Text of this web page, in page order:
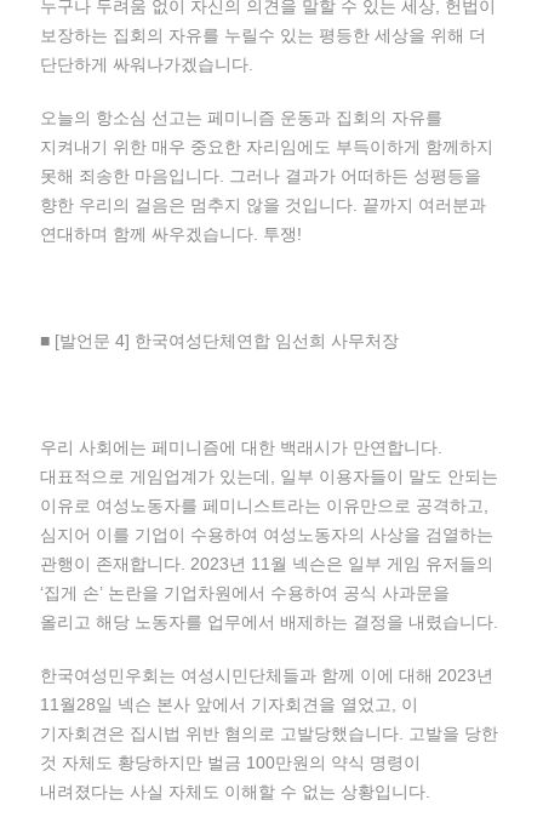
누구나 두려움 없이 자신의 의견을 말할 수 있는 세상, 헌법이
보장하는 집회의 자유를 누릴수 있는 평등한 세상을 위해 더
단단하게 싸워나가겠습니다.
오늘의 항소심 선고는 페미니즘 운동과 집회의 자유를
지켜내기 위한 매우 중요한 자리임에도 부득이하게 함께하지
못해 죄송한 마음입니다. 그러나 결과가 어떠하든 성평등을
향한 우리의 걸음은 멈추지 않을 것입니다. 끝까지 여러분과
연대하며 함께 싸우겠습니다. 투쟁!
■ [발언문 4] 한국여성단체연합 임선희 사무처장
우리 사회에는 페미니즘에 대한 백래시가 만연합니다.
대표적으로 게임업계가 있는데, 일부 이용자들이 말도 안되는
이유로 여성노동자를 페미니스트라는 이유만으로 공격하고,
심지어 이를 기업이 수용하여 여성노동자의 사상을 검열하는
관행이 존재합니다. 2023년 11월 넥슨은 일부 게임 유저들의
‘집게 손’ 논란을 기업차원에서 수용하여 공식 사과문을
올리고 해당 노동자를 업무에서 배제하는 결정을 내렸습니다.
한국여성민우회는 여성시민단체들과 함께 이에 대해 2023년
11월28일 넥슨 본사 앞에서 기자회견을 열었고, 이
기자회견은 집시법 위반 혐의로 고발당했습니다. 고발을 당한
것 자체도 황당하지만 벌금 100만원의 약식 명령이
내려졌다는 사실 자체도 이해할 수 없는 상황입니다.